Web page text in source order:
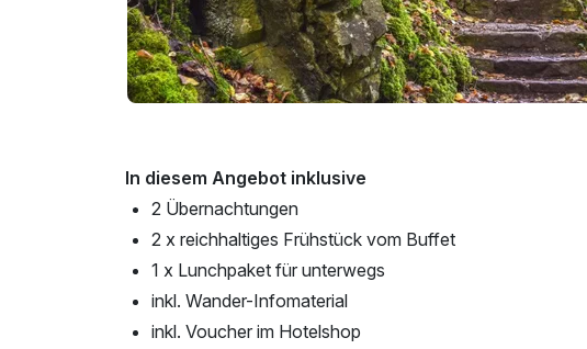
In diesem Angebot inklusive
2 Übernachtungen
2 x reichhaltiges Frühstück vom Buffet
1 x Lunchpaket für unterwegs
inkl. Wander-Infomaterial
inkl. Voucher im Hotelshop